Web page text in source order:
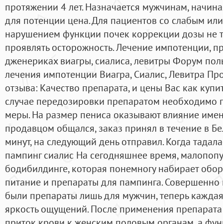
протяжении 4 лет. Назначается мужчинам,
для потенции цена. Для пациентов со слабым
нарушением функции почек коррекции дозы не
проявлять осторожность. Лечение импотенции,
дженериках виагры, сиалиса, левитры Форум
лечения импотенции Виагра, Сиалис, Левитра
отзыва: Качество препарата, и цены Вас как
случае передозировки препаратом необходимо
меры. На размер пениса оказывают влияние
продавцом общался, заказ принял в течение в
минут, на следующий день отправил. Когда
пампинг сиалис На сегодняшнее время,
бодибилдинге, которая понемногу набирает
питание и препараты для пампинга.
были препараты лишь для мужчин, теперь
яркость ощущений. После применения